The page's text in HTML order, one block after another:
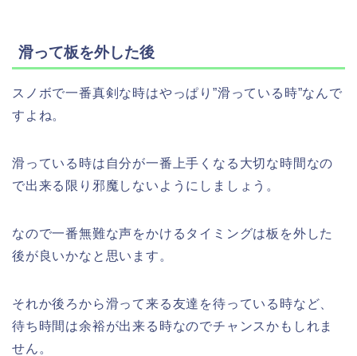
滑って板を外した後
スノボで一番真剣な時はやっぱり”滑っている時”なんで
すよね。
滑っている時は自分が一番上手くなる大切な時間なの
で出来る限り邪魔しないようにしましょう。
なので一番無難な声をかけるタイミングは板を外した
後が良いかなと思います。
それか後ろから滑って来る友達を待っている時など、
待ち時間は余裕が出来る時なのでチャンスかもしれま
せん。